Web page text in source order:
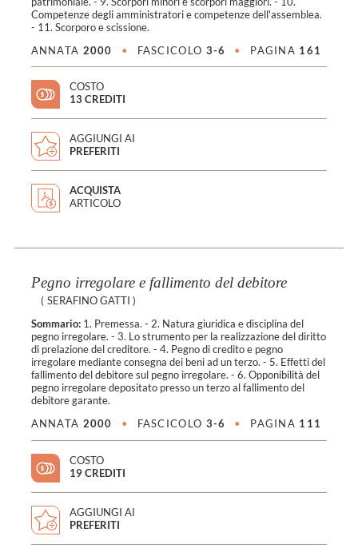
Competenze degli amministratori e competenze dell'assemblea.
- 11. Scorporo e scissione.
ANNATA 2000 • FASCICOLO 3-6 • PAGINA 161
COSTO
13 CREDITI
AGGIUNGI AI
PREFERITI
ACQUISTA
ARTICOLO
Pegno irregolare e fallimento del debitore
( SERAFINO GATTI )
Sommario:1. Premessa. - 2. Natura giuridica e disciplina del
pegno irregolare. - 3. Lo strumento per la realizzazione del diritto
di prelazione del creditore. - 4. Pegno di credito e pegno
irregolare mediante consegna dei beni ad un terzo. - 5. Effetti del
fallimento del debitore sul pegno irregolare. - 6. Opponibilità del
pegno irregolare depositato presso un terzo al fallimento del
debitore garante.
ANNATA 2000 • FASCICOLO 3-6 • PAGINA 111
COSTO
19 CREDITI
AGGIUNGI AI
PREFERITI